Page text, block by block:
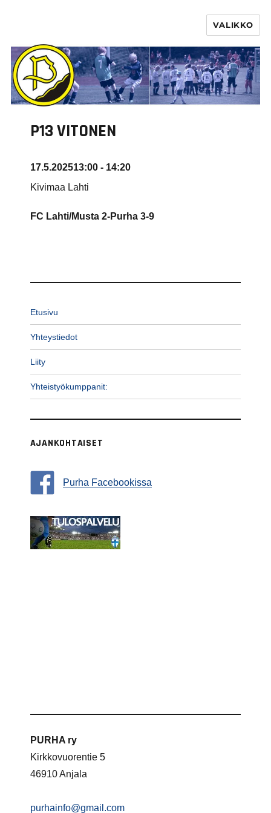
VALIKKO
P13 VITONEN
17.5.202513:00 - 14:20
Kivimaa Lahti
FC Lahti/Musta 2-Purha 3-9
Etusivu
Yhteystiedot
Liity
Yhteistyökumppanit:
AJANKOHTAISET
Purha Facebookissa
PURHA ry
Kirkkovuorentie 5
46910 Anjala
purhainfo@gmail.com